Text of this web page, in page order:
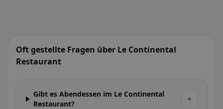
Oft gestellte Fragen über Le Continental
Restaurant
Gibt es Abendessen im Le Continental
Restaurant?
+